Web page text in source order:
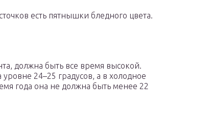
есть пятнышки бледного цвета.
должна быть все время высокой.
24–25 градусов, а в холодное
года она не должна быть менее 22